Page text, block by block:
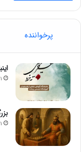
پرخواننده
۱۱
۲۱